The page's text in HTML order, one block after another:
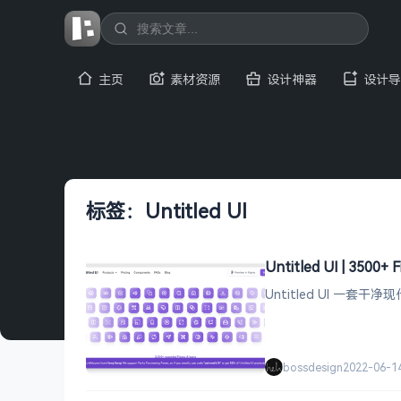
主页 素材资源 设计神器 设计
标签：Untitled UI
Untitled UI | 3500+
Untitled UI 一套干净现
bossdesign2022-06-